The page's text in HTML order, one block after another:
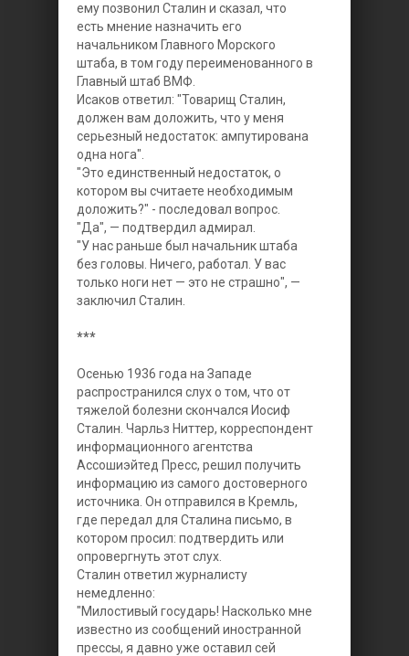
ему позвонил Сталин и сказал, что
есть мнение назначить его
начальником Главного Морского
штаба, в том году переименованного в
Главный штаб ВМФ.
Исаков ответил: "Товарищ Сталин,
должен вам доложить, что у меня
серьезный недостаток: ампутирована
одна нога".
"Это единственный недостаток, о
котором вы считаете необходимым
доложить?" - последовал вопрос.
"Да", — подтвердил адмирал.
"У нас раньше был начальник штаба
без головы. Ничего, работал. У вас
только ноги нет — это не страшно", —
заключил Сталин.
***
Осенью 1936 года на Западе
распространился слух о том, что от
тяжелой болезни скончался Иосиф
Сталин. Чарльз Ниттер, корреспондент
информационного агентства
Ассошиэйтед Пресс, решил получить
информацию из самого достоверного
источника. Он отправился в Кремль,
где передал для Сталина письмо, в
котором просил: подтвердить или
опровергнуть этот слух.
Сталин ответил журналисту
немедленно:
"Милостивый государь! Насколько мне
известно из сообщений иностранной
прессы, я давно уже оставил сей